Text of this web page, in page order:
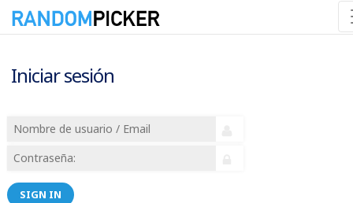
Iniciar sesión
SIGN IN